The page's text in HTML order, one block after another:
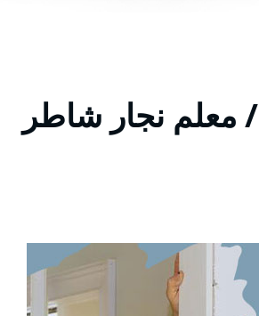
أول نجار الدوحة / 65523233 / معلم نجار شاطر